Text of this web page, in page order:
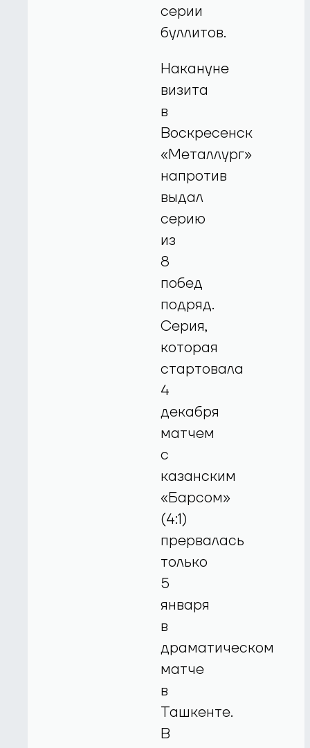
серии
буллитов.
Накануне
визита
в
Воскресенск
«Металлург»
напротив
выдал
серию
из
8
побед
подряд.
Серия,
которая
стартовала
4
декабря
матчем
с
казанским
«Барсом»
(4:1)
прервалась
только
5
января
в
драматическом
матче
в
Ташкенте.
В